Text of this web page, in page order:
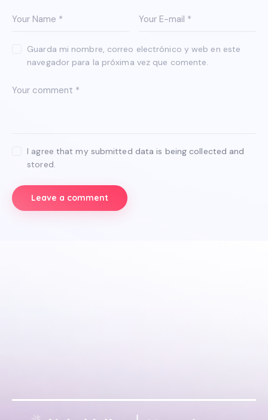
Guarda mi nombre, correo electrónico y web en este
navegador para la próxima vez que comente.
I agree that my submitted data is being collected and
stored.